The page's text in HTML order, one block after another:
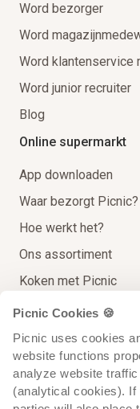
Picnic Cookies 🍪
Picnic uses cookies
website functions
analyze website
(analytical cookies).
Word bezorger
Word
Word klantenservice
Word junior recruiter
Blog
Online supermarkt
App downloaden
Waar bezorgt Picnic?
Hoe werkt het?
Ons assortiment
Koken met Picnic
Thuisbezorgingen
Extra Service
Op reis voor de
Recycling